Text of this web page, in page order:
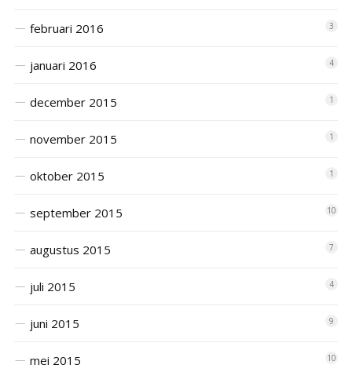
februari 2016 3
januari 2016 4
december 2015 1
november 2015 1
oktober 2015 1
september 2015 10
augustus 2015 7
juli 2015 4
juni 2015 9
mei 2015 10